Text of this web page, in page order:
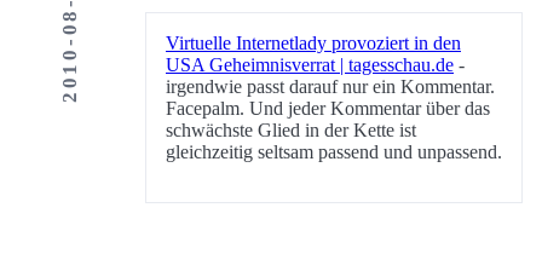
2010-08-03
Virtuelle Internetlady provoziert in den
USA Geheimnisverrat | tagesschau.de -
irgendwie passt darauf nur ein Kommentar.
Facepalm. Und jeder Kommentar über das
schwächste Glied in der Kette ist
gleichzeitig seltsam passend und unpassend.